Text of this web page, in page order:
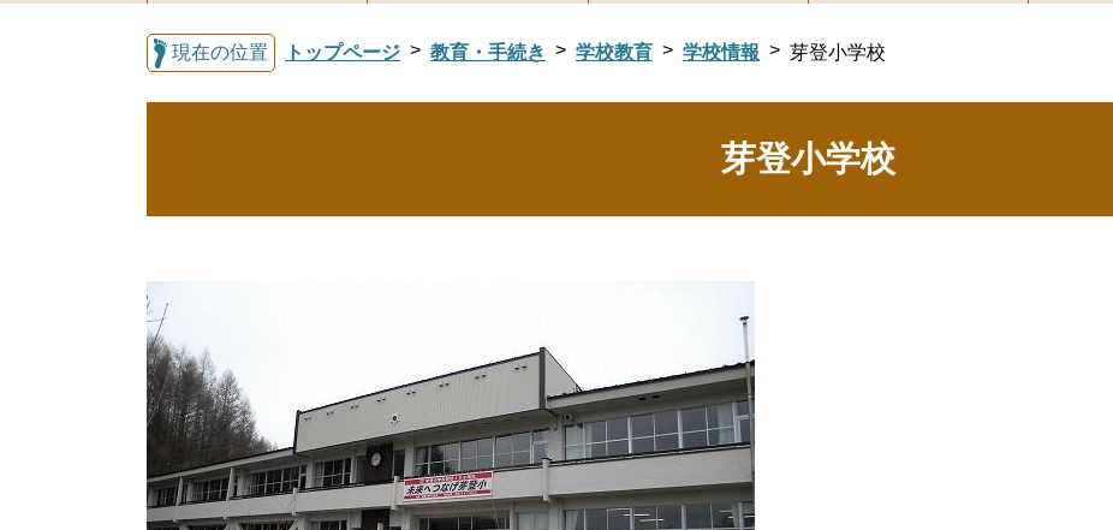
現在の位置 トップページ 教育・手続き 学校教育 学校情報 芽登小学校
芽登小学校